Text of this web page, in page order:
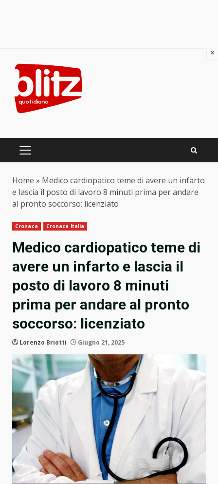
content
PRIMARY
Home » Medico cardiopatico teme di avere un infarto
e lascia il posto di lavoro 8 minuti prima per andare
al pronto soccorso: licenziato
Cronaca Cronaca Italia
Medico cardiopatico teme di
avere un infarto e lascia il
posto di lavoro 8 minuti
prima per andare al pronto
soccorso: licenziato
Lorenzo Briotti Giugno 21, 2025
×